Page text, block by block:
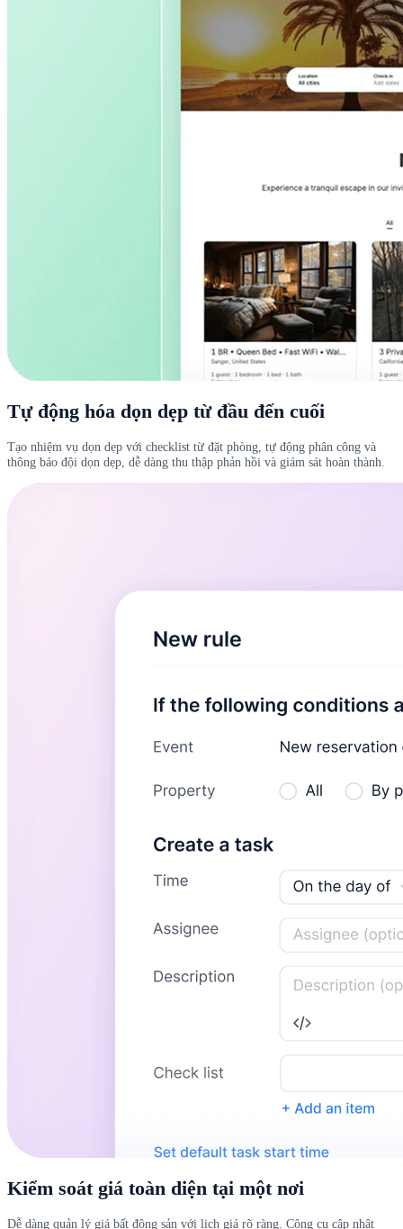
Tự động hóa dọn dẹp từ đầu đến cuối
Tạo nhiệm vụ dọn dẹp với checklist từ đặt phòng, tự động phân công và
thông báo đội dọn dẹp, dễ dàng thu thập phản hồi và giám sát hoàn thành.
Kiểm soát giá toàn diện tại một nơi
Dễ dàng quản lý giá bất động sản với lịch giá rõ ràng. Công cụ cập nhật